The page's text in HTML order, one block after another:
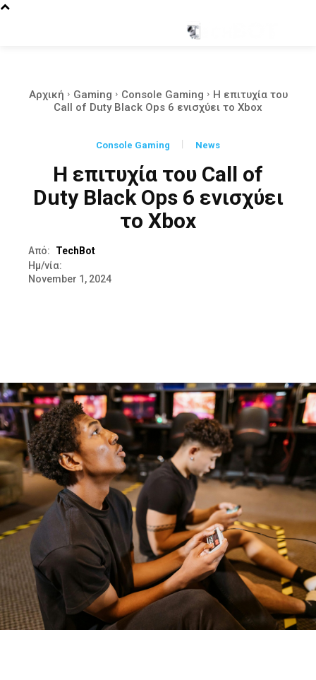
Αρχική Gaming Console Gaming
Η επιτυχία του
Call of Duty Black Ops 6 ενισχύει το Xbox
Console Gaming News
Η επιτυχία του Call of
Duty Black Ops 6 ενισχύει
το Xbox
Από:
TechBot
Ημ/νία:
November 1, 2024